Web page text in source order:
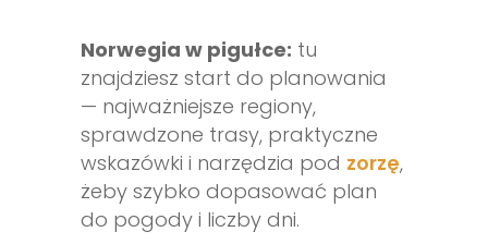
Norwegia w pigułce: tu
znajdziesz start do planowania
— najważniejsze regiony,
sprawdzone trasy, praktyczne
wskazówki i narzędzia pod zorzę,
żeby szybko dopasować plan
do pogody i liczby dni.